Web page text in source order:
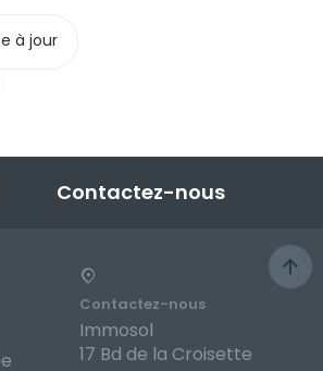
à jour
Contactez-nous
Contactez-nous
Immosol
17 Bd de la Croisette